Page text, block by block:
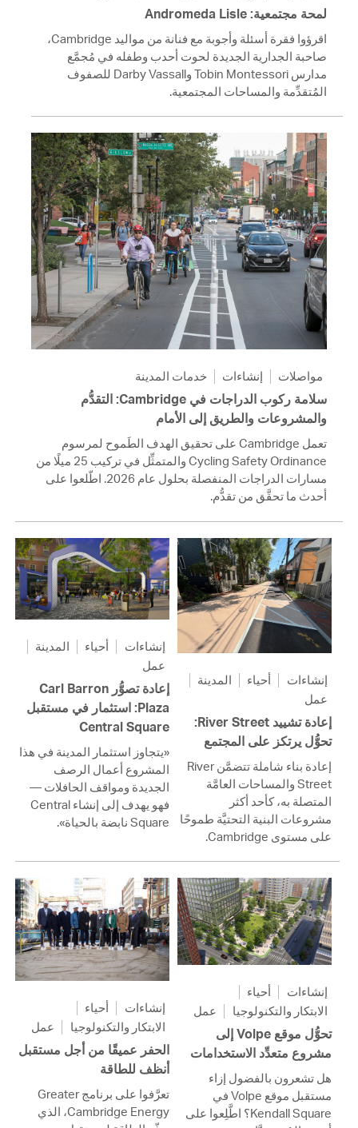
لمحة مجتمعية: Andromeda Lisle
اقرؤوا فقرة أسئلة وأجوبة مع فنانة من مواليد Cambridge،
صاحبة الجدارية الجديدة لحوت أحدب وطفله في مُجمَّع
مدارس Tobin Montessori وDarby Vassall للصفوف
المُتقدِّمة والمساحات المجتمعية.
مواصلات إنشاءات خدمات المدينة
سلامة ركوب الدراجات في Cambridge: التقدُّم
والمشروعات والطريق إلى الأمام
تعمل Cambridge على تحقيق الهدف الطَموح لمرسوم
Cycling Safety Ordinance والمتمثِّل في تركيب 25 ميلًا من
مسارات الدراجات المنفصلة بحلول عام 2026. اطّلعوا على
أحدث ما تحقَّق من تقدُّم.
إنشاءات أحياء
المدينة
عمل
إعادة تصوُّر Carl Barron
Plaza: استثمار في مستقبل
Central Square
«يتجاوز استثمار المدينة في هذا
المشروع أعمال الرصف
الجديدة ومواقف الحافلات —
فهو يهدف إلى إنشاء Central
Square نابضة بالحياة».
إنشاءات أحياء
المدينة
عمل
إعادة تشييد River Street:
تحوُّل يرتكز على المجتمع
إعادة بناء شاملة تتضمَّن River
Street والمساحات العامَّة
المتصلة به، كأحد أكثر
مشروعات البنية التحتيَّة طموحًا
على مستوى Cambridge.
إنشاءات
أحياء
الابتكار والتكنولوجيا
عمل
الحفر عميقًا من أجل مستقبل
أنظف للطاقة
تعرَّفوا على برنامج Greater
Cambridge Energy، الذي
إنشاءات
أحياء
الابتكار والتكنولوجيا
عمل
تحوُّل موقع Volpe إلى
مشروع متعدِّد الاستخدامات
هل تشعرون بالفضول إزاء
مستقبل موقع Volpe في
Kendall Square؟ اطَّلِعوا على